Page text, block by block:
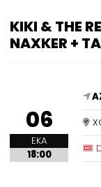
KIKI & THE
NAXKER +
06
EKA
18:00